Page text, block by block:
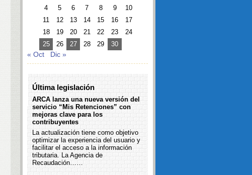
4
5 6 7 8 9
10
11
12 13 14 15 16
17
18
19 20 21 22 23
24
25
26 27 28 29 30
« Oct Dic »
Última legislación
ARCA lanza una nueva versión del
servicio “Mis Retenciones” con
mejoras clave para los
contribuyentes
La actualización tiene como objetivo
optimizar la experiencia del usuario y
facilitar el acceso a la información
tributaria. La Agencia de
Recaudación……